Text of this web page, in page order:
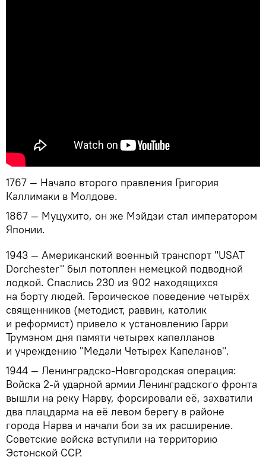
1767 — Начало второго правления Григория
Каллимаки в Молдове.
1867 — Муцухито, он же Мэйдзи стал императором
Японии.
1943 — Американский военный транспорт "USAT
Dorchester" был потоплен немецкой подводной
лодкой. Спаслись 230 из 902 находящихся
на борту людей. Героическое поведение четырёх
священников (методист, раввин, католик
и реформист) привело к установлению Гарри
Трумэном дня памяти четырех капелланов
и учреждению "Медали Четырех Капеланов".
1944 — Ленинградско-Новгородская операция:
Войска 2-й ударной армии Ленинградского фронта
вышли на реку Нарву, форсировали её, захватили
два плацдарма на её левом берегу в районе
города Нарва и начали бои за их расширение.
Советские войска вступили на территорию
Эстонской ССР.